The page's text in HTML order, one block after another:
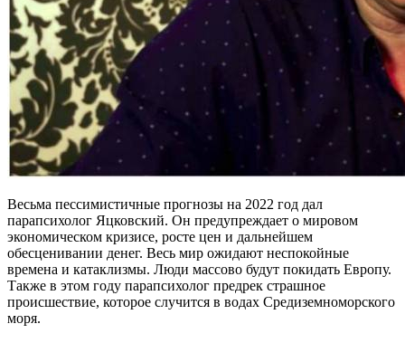
Весьма пессимистичные прогнозы на 2022 год дал
парапсихолог Яцковский. Он предупреждает о мировом
экономическом кризисе, росте цен и дальнейшем
обесценивании денег. Весь мир ожидают неспокойные
времена и катаклизмы. Люди массово будут покидать Европу.
Также в этом году парапсихолог предрек страшное
происшествие, которое случится в водах Средиземноморского
моря.